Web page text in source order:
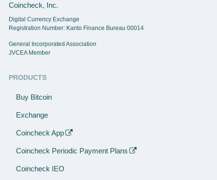
Coincheck, Inc.
Digital Currency Exchange
Registration Number: Kanto Finance Bureau 00014
General Incorporated Association
JVCEA Member
PRODUCTS
Buy Bitcoin
Exchange
Coincheck App
Coincheck Periodic Payment Plans
Coincheck IEO